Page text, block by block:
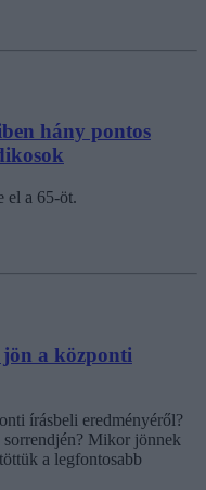
hány pontos
el a 65-öt.
a központi
írásbeli eredményéről?
Mikor jönnek
a legfontosabb